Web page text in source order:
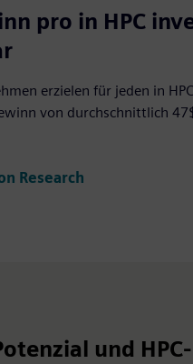
pro in HPC
erzielen für jeden in
von durchschnittlich
Research
und